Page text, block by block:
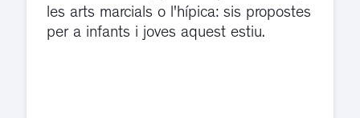
El servei de guàrdia i el jutjat de
violència de gènere s'han traslladat a